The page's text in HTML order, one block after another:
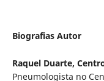
Biografias Autor
Raquel Duarte,
Pneumologista no